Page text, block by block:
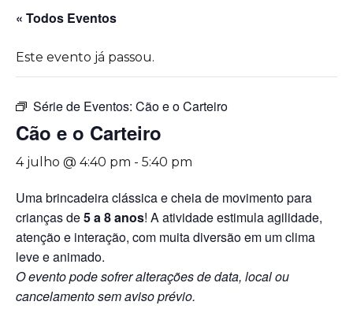
« Todos Eventos
Este evento já passou.
Série de Eventos: Cão e o Carteiro
Cão e o Carteiro
4 julho @ 4:40 pm - 5:40 pm
Uma brincadeira clássica e cheia de movimento para
crianças de5 a 8 anos! A atividade estimula agilidade,
atenção e interação, com muita diversão em um clima
leve e animado.
O evento pode sofrer alterações de data, local ou
cancelamento sem aviso prévio.